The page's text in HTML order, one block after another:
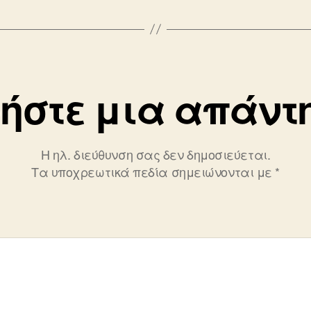
μια
Η ηλ. διεύθυνση σας δεν δημοσιεύεται.
Τα υποχρεωτικά πεδία σημειώνονται με *